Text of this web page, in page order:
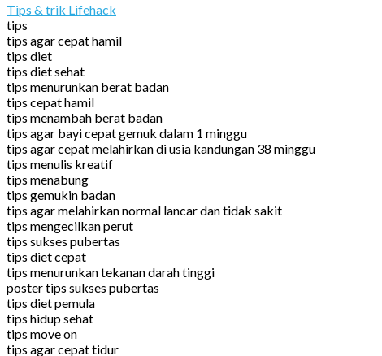
Tips & trik Lifehack
tips
tips agar cepat hamil
tips diet
tips diet sehat
tips menurunkan berat badan
tips cepat hamil
tips menambah berat badan
tips agar bayi cepat gemuk dalam 1 minggu
tips agar cepat melahirkan di usia kandungan 38 minggu
tips menulis kreatif
tips menabung
tips gemukin badan
tips agar melahirkan normal lancar dan tidak sakit
tips mengecilkan perut
tips sukses pubertas
tips diet cepat
tips menurunkan tekanan darah tinggi
poster tips sukses pubertas
tips diet pemula
tips hidup sehat
tips move on
tips agar cepat tidur